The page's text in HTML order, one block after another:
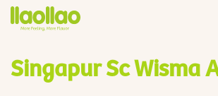
Singapur Sc Wisma